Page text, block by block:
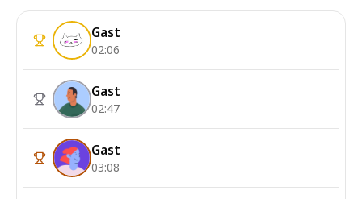
Gast
02:06
Gast
02:47
Gast
03:08